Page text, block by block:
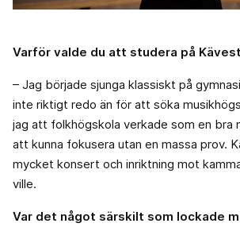
Varför valde du att studera på
– Jag började sjunga klassiskt på
inte riktigt redo än för att söka
jag att folkhögskola verkade som en bra
att kunna fokusera utan en massa prov.
mycket konsert och inriktning mot
ville.
Var det något särskilt som lockade